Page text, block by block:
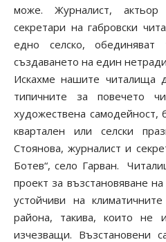
може. Журналист,
секретари на габровски
едно селско, обединяват
създаването на един
Искахме нашите читалища
типичните за повечето
художествена самодейност,
квартален или селски
Стоянова, журналист и
Ботев“, село Гарван.
проект за възстановяване
устойчиви на
района, такива, които не
изчезващи. Възстановени